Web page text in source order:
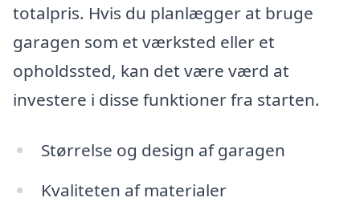
totalpris. Hvis du planlægger at bruge
garagen som et værksted eller et
opholdssted, kan det være værd at
investere i disse funktioner fra starten.
Størrelse og design af garagen
Kvaliteten af materialer